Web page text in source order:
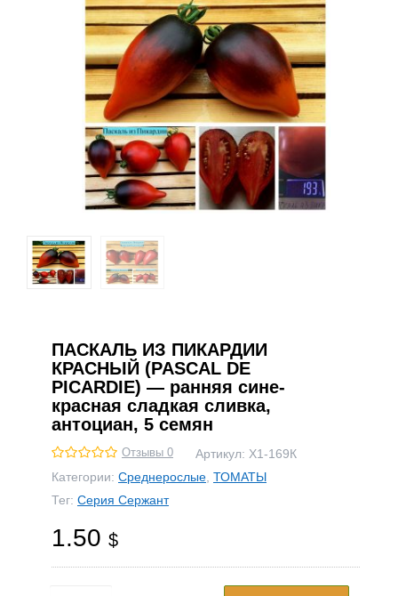
ПАСКАЛЬ ИЗ ПИКАРДИИ
КРАСНЫЙ (PASCAL DE
PICARDIE) — ранняя сине-
красная сладкая сливка,
антоциан, 5 семян
Отзывы 0 Артикул: Х1-169К
Категории: Среднерослые ТОМАТЫ
Тег: Серия Сержант
1.50 $